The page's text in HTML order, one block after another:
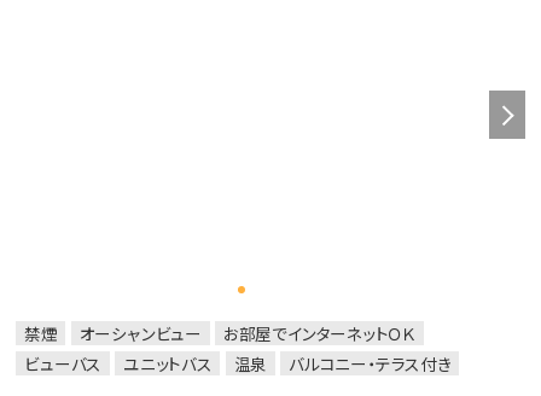
禁煙 オーシャンビュー
お部屋でインターネットＯＫ
ビューバス
ユニットバス 温泉 バルコニー・テラス付き